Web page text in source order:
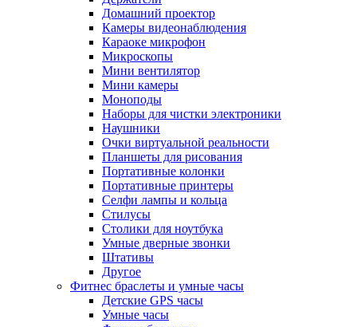
Домашний проектор
Камеры видеонаблюдения
Караоке микрофон
Микроскопы
Мини вентилятор
Мини камеры
Моноподы
Наборы для чистки электроники
Наушники
Очки виртуальной реальности
Планшеты для рисования
Портативные колонки
Портативные принтеры
Селфи лампы и кольца
Стилусы
Столики для ноутбука
Умные дверные звонки
Штативы
Другое
Фитнес браслеты и умные часы
Детские GPS часы
Умные часы